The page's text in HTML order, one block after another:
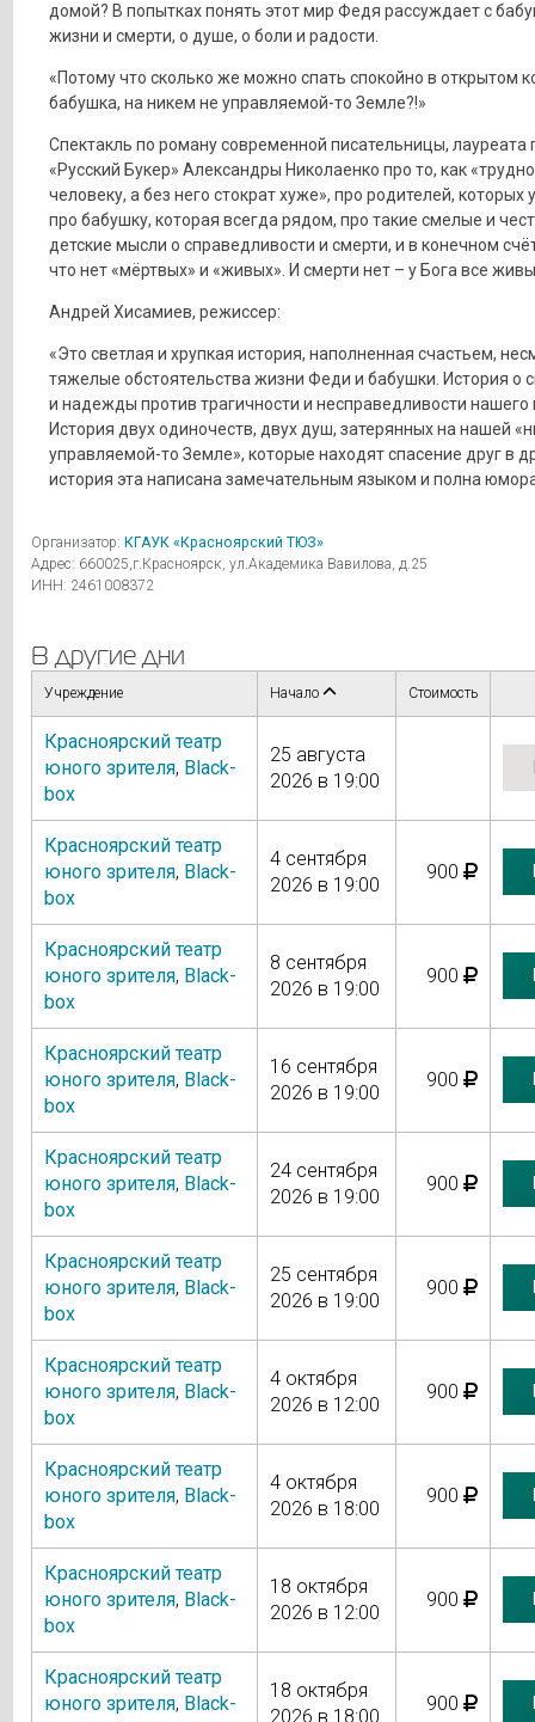
домой? В попытках понять этот мир Федя рассуждает с
жизни и смерти, о душе, о боли и радости.
«Потому что сколько же можно спать спокойно в открытом
бабушка, на никем не управляемой-то Земле?!»
Спектакль по роману современной писательницы, лауреата
«Русский Букер» Александры Николаенко про то, как
человеку, а без него стократ хуже», про родителей, которых
про бабушку, которая всегда рядом, про такие смелые и
детские мысли о справедливости и смерти, и в конечном
что нет «мёртвых» и «живых». И смерти нет – у Бога все
Андрей Хисамиев, режиссер:
«Это светлая и хрупкая история, наполненная счастьем,
тяжелые обстоятельства жизни Феди и бабушки. История о
и надежды против трагичности и несправедливости нашего
История двух одиночеств, двух душ, затерянных на нашей
управляемой-то Земле», которые находят спасение друг в
история эта написана замечательным языком и полна
Организатор: КГАУК «Красноярский ТЮЗ»
Адрес: 660025,г.Красноярск, ул.Академика Вавилова, д.25
ИНН: 2461008372
В другие дни
Учреждение Начало Стоимость
Красноярский театр
юного зрителя, Black-
box
25 августа
2026 в 19:00
Красноярский театр
юного зрителя, Black-
box
4 сентября
2026 в 19:00
900
Красноярский театр
юного зрителя, Black-
box
8 сентября
2026 в 19:00
900
Красноярский театр
юного зрителя, Black-
box
16 сентября
2026 в 19:00
900
Красноярский театр
юного зрителя, Black-
box
24 сентября
2026 в 19:00
900
Красноярский театр
юного зрителя, Black-
box
25 сентября
2026 в 19:00
900
Красноярский театр
юного зрителя, Black-
box
4 октября
2026 в 12:00
900
Красноярский театр
юного зрителя, Black-
box
4 октября
2026 в 18:00
900
Красноярский театр
юного зрителя, Black-
box
18 октября
2026 в 12:00
900
Красноярский театр
юного зрителя, Black-
18 октября
2026 в 18:00
900